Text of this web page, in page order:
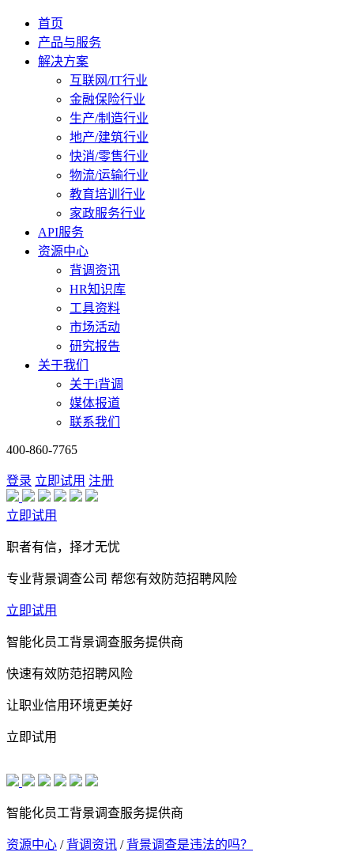
首页
产品与服务
解决方案
互联网/IT行业
金融保险行业
生产/制造行业
地产/建筑行业
快消/零售行业
物流/运输行业
教育培训行业
家政服务行业
API服务
资源中心
背调资讯
HR知识库
工具资料
市场活动
研究报告
关于我们
关于i背调
媒体报道
联系我们
400-860-7765
登录 立即试用 注册
立即试用
职者有信，择才无忧
专业背景调查公司 帮您有效防范招聘风险
立即试用
智能化员工背景调查服务提供商
快速有效防范招聘风险
让职业信用环境更美好
立即试用
智能化员工背景调查服务提供商
资源中心 / 背调资讯 / 背景调查是违法的吗？